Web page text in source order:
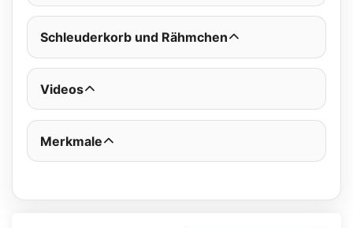
Schleuderkorb und Rähmchen
Videos
Merkmale